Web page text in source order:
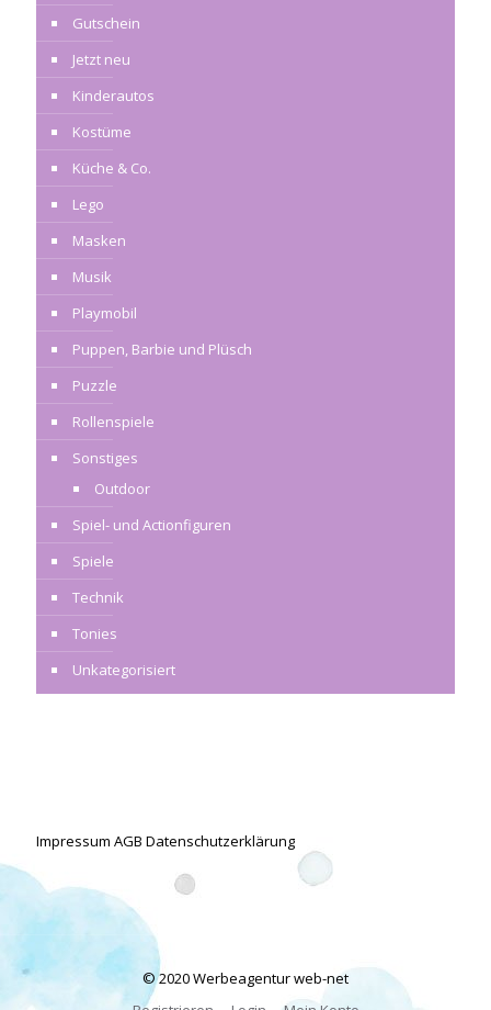
Gutschein
Jetzt neu
Kinderautos
Kostüme
Küche & Co.
Lego
Masken
Musik
Playmobil
Puppen, Barbie und Plüsch
Puzzle
Rollenspiele
Sonstiges
Outdoor
Spiel- und Actionfiguren
Spiele
Technik
Tonies
Unkategorisiert
Impressum AGB Datenschutzerklärung
© 2020 Werbeagenturweb-net